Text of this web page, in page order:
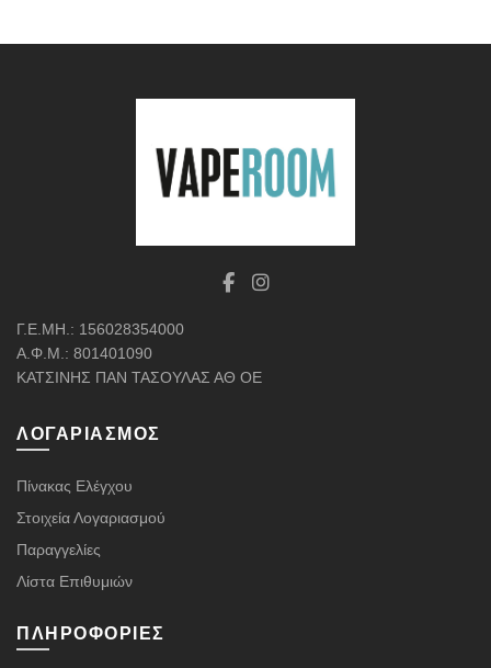
Γ.Ε.ΜΗ.: 156028354000
Α.Φ.Μ.: 801401090
ΚΑΤΣΙΝΗΣ ΠΑΝ ΤΑΣΟΥΛΑΣ ΑΘ ΟΕ
ΛΟΓΑΡΙΑΣΜΌΣ
Πίνακας Ελέγχου
Στοιχεία Λογαριασμού
Παραγγελίες
Λίστα Επιθυμιών
ΠΛΗΡΟΦΟΡΊΕΣ